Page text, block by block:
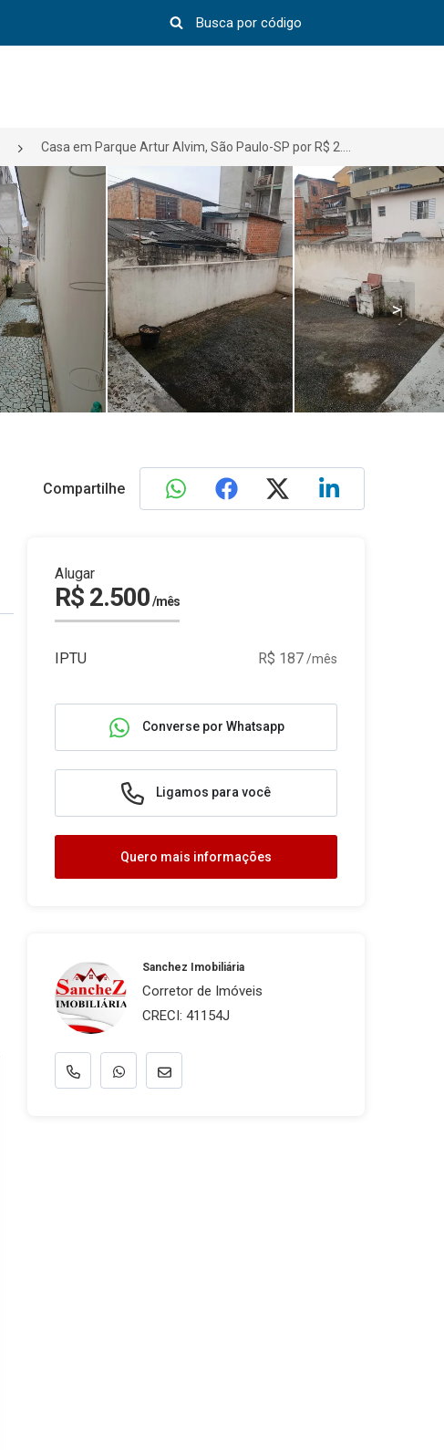
>
Compartilhe
Alugar
R$ 2.500/mês
IPTU R$ 187/mês
Converse por Whatsapp
Ligamos para você
Quero mais informações
Sanchez Imobiliária
Corretor de Imóveis
CRECI: 41154J